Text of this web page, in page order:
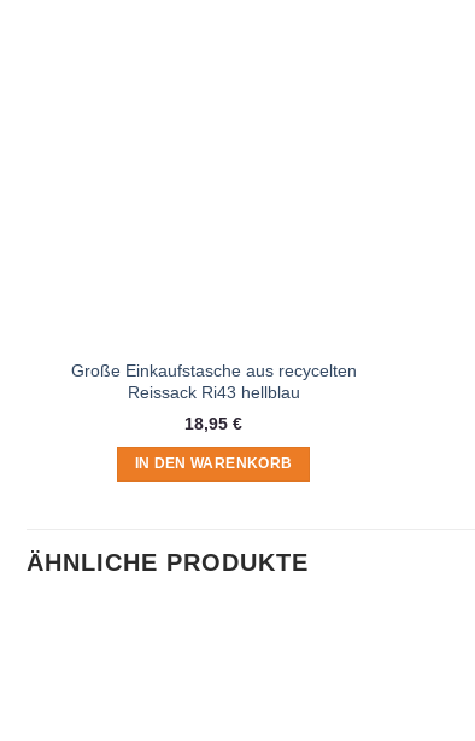
Große Einkaufstasche aus recycelten
Reissack Ri43 hellblau
18,95 €
IN DEN WARENKORB
ÄHNLICHE PRODUKTE